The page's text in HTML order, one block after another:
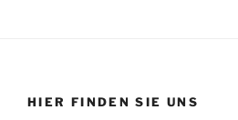
HIER FINDEN SIE UNS